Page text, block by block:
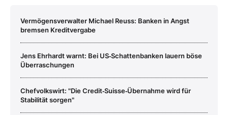
Vermögensverwalter Michael Reuss: Banken in Angst
bremsen Kreditvergabe
Jens Ehrhardt warnt: Bei US‑Schattenbanken lauern böse
Überraschungen
Chefvolkswirt: "Die Credit‑Suisse‑Übernahme wird für
Stabilität sorgen"